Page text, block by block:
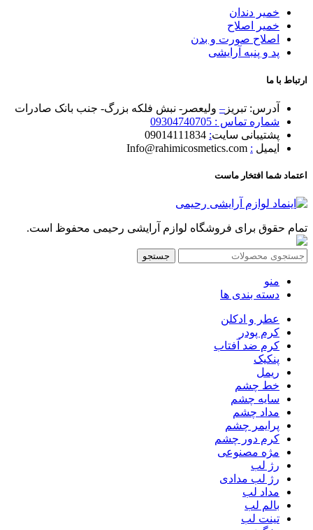
خمیر دندان
خمیر اصلاح
اصلاح صورت و بدن
پد و پنبه آرایشی
ارتباط با ما
آدرس: تبریز – ولیعصر- نبش فلکه بزرگ- جنب بانک صادرات
شماره تماس : 09304740705
پشتیبانی سایت:
ایمیل :
اعتماد شما افتخار ماست
تمام حقوق برای فروشگاه لوازم آرایشی رحیمی محفوظ است.
جستجو
منو
دسته بندی ها
عطر و ادکلن
کرم پودر
کرم ضد آفتاب
پنکیک
ریمل
خط چشم
سایه چشم
مداد چشم
پرایمر چشم
کرم دور چشم
مژه مصنوعی
رژ لب
رژ لب مدادی
مداد لب
بالم لب
تینت لب